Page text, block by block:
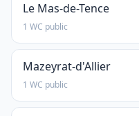
Le Mas-de-Tence
1 WC public
Mazeyrat-d'Allier
1 WC public